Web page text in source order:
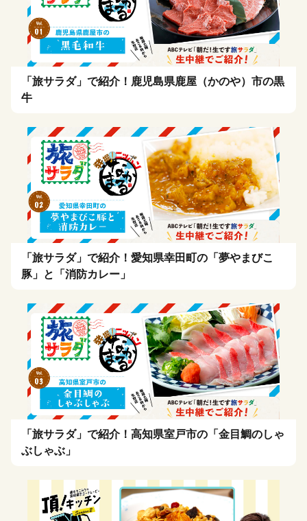
「旅サラダ」で紹介！鹿児島県鹿屋（かのや）市の黒
牛
「旅サラダ」で紹介！愛知県幸田町の「夢やまびこ
豚」と「消防カレー」
「旅サラダ」で紹介！高知県室戸市の「金目鯛のしゃ
ぶしゃぶ」